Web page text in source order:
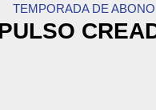
TEMPORADA DE ABONO